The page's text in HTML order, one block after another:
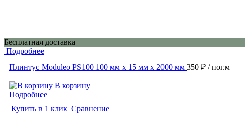
Бесплатная доставка
Подробнее
Плинтус Moduleo PS100 100 мм х 15 мм х 2000 мм 350 ₽ / пог.м
В корзину
Подробнее
Купить в 1 клик Сравнение